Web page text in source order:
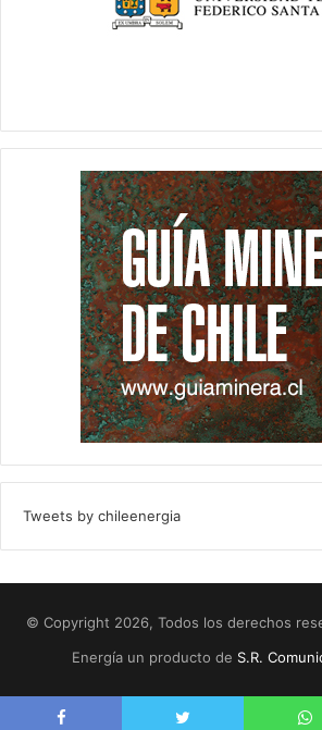
Tweets by chileenergia
© Copyright 2026, Todos los derechos
Energía un producto de S.R.